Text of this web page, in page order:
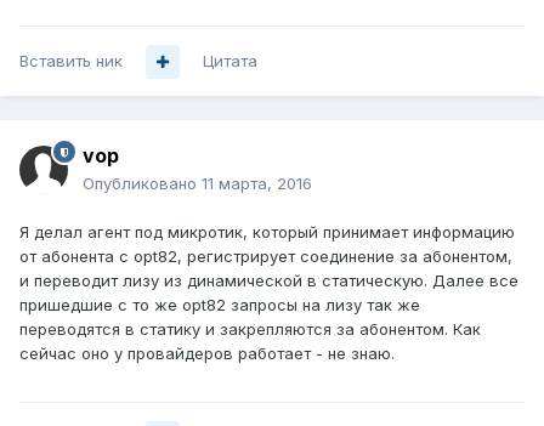
Вставить ник Цитата
vop
Опубликовано 11 марта, 2016
Я делал агент под микротик, который принимает информацию
от абонента с opt82, регистрирует соединение за абонентом,
и переводит лизу из динамической в статическую. Далее все
пришедшие с то же opt82 запросы на лизу так же
переводятся в статику и закрепляются за абонентом. Как
сейчас оно у провайдеров работает - не знаю.